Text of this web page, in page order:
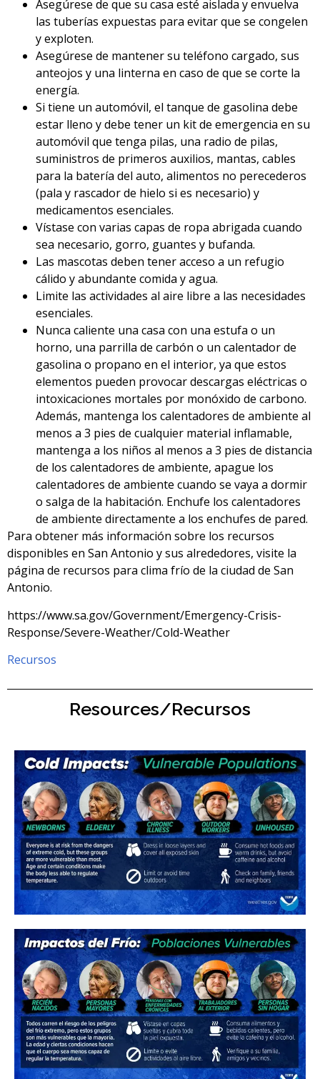
Asegúrese de que su casa esté aislada y envuelva
las tuberías expuestas para evitar que se congelen
y exploten.
Asegúrese de mantener su teléfono cargado, sus
anteojos y una linterna en caso de que se corte la
energía.
Si tiene un automóvil, el tanque de gasolina debe
estar lleno y debe tener un kit de emergencia en su
automóvil que tenga pilas, una radio de pilas,
suministros de primeros auxilios, mantas, cables
para la batería del auto, alimentos no perecederos
(pala y rascador de hielo si es necesario) y
medicamentos esenciales.
Vístase con varias capas de ropa abrigada cuando
sea necesario, gorro, guantes y bufanda.
Las mascotas deben tener acceso a un refugio
cálido y abundante comida y agua.
Limite las actividades al aire libre a las necesidades
esenciales.
Nunca caliente una casa con una estufa o un
horno, una parrilla de carbón o un calentador de
gasolina o propano en el interior, ya que estos
elementos pueden provocar descargas eléctricas o
intoxicaciones mortales por monóxido de carbono.
Además, mantenga los calentadores de ambiente al
menos a 3 pies de cualquier material inflamable,
mantenga a los niños al menos a 3 pies de distancia
de los calentadores de ambiente, apague los
calentadores de ambiente cuando se vaya a dormir
o salga de la habitación. Enchufe los calentadores
de ambiente directamente a los enchufes de pared.
Para obtener más información sobre los recursos
disponibles en San Antonio y sus alrededores, visite la
página de recursos para clima frío de la ciudad de San
Antonio.
https://www.sa.gov/Government/Emergency-Crisis-
Response/Severe-Weather/Cold-Weather
Recursos
Resources/Recursos